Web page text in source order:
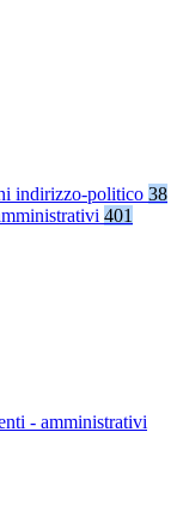
indirizzo-politico 38
401
- amministrativi